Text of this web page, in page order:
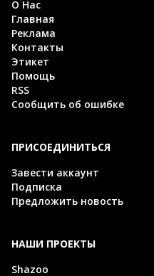
О Нас
Главная
Реклама
Контакты
Этикет
Помощь
RSS
Сообщить об ошибке
ПРИСОЕДИНИТЬСЯ
Завести аккаунт
Подписка
Предложить новость
НАШИ ПРОЕКТЫ
Shazoo